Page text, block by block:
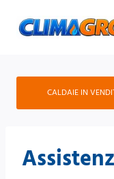
CALDAIE IN